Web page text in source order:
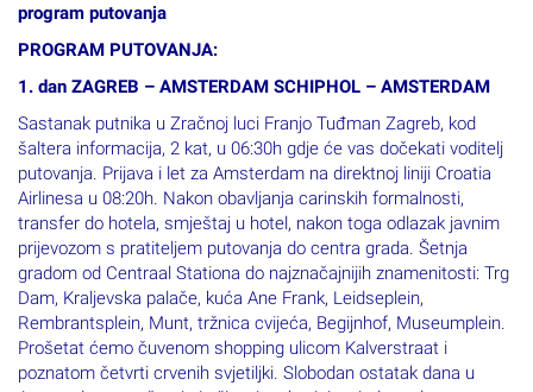
program putovanja
PROGRAM PUTOVANJA:
1. dan ZAGREB – AMSTERDAM SCHIPHOL – AMSTERDAM
Sastanak putnika u Zračnoj luci Franjo Tuđman Zagreb, kod
šaltera informacija, 2 kat, u 06:30h gdje će vas dočekati voditelj
putovanja. Prijava i let za Amsterdam na direktnoj liniji Croatia
Airlinesa u 08:20h. Nakon obavljanja carinskih formalnosti,
transfer do hotela, smještaj u hotel, nakon toga odlazak javnim
prijevozom s pratiteljem putovanja do centra grada. Šetnja
gradom od Centraal Stationa do najznačajnijih znamenitosti: Trg
Dam, Kraljevska palače, kuća Ane Frank, Leidseplein,
Rembrantsplein, Munt, tržnica cvijeća, Begijnhof, Museumplein.
Prošetat ćemo čuvenom shopping ulicom Kalverstraat i
poznatom četvrti crvenih svjetiljki. Slobodan ostatak dana u